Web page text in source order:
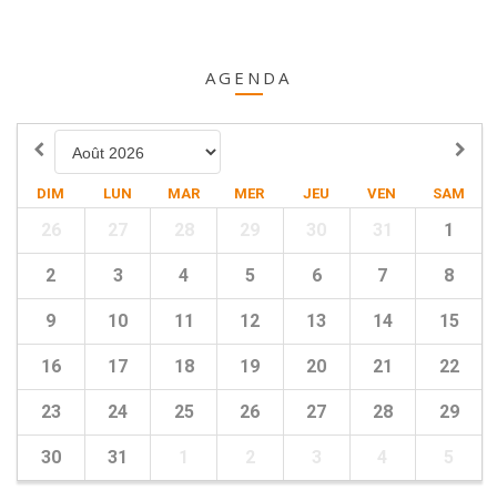
AGENDA
DIM LUN MAR MER JEU VEN SAM
1
2 3 4 5 6 7 8
9 10 11 12 13 14 15
16 17 18 19 20 21 22
23 24 25 26 27 28 29
30 31